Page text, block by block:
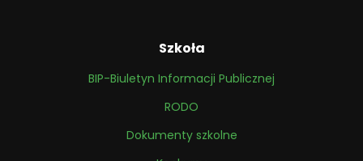
Szkoła
BIP-Biuletyn Informacji Publicznej
RODO
Dokumenty szkolne